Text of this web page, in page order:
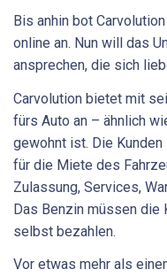
Bis anhin bot
online an. Nun will das
ansprechen, die sich
Carvolution bietet mit
fürs Auto an – ähnlich
gewohnt ist. Die
für die Miete des
Zulassung, Services,
Das Benzin müssen die
selbst bezahlen.
Vor etwas mehr als